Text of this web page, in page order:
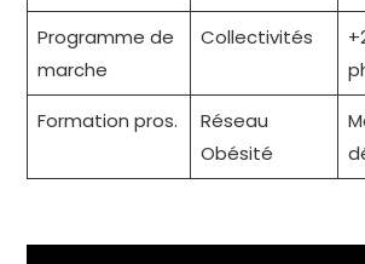
Programme de
marche
Collectivités
Formation pros.
Réseau
Obésité